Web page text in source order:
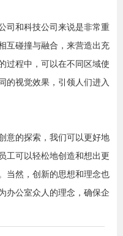
司和科技公司来说是非常重
互碰撞与融合，来营造出充
过程中，可以在不同区域使
的视觉效果，引领人们进入
意的探索，我们可以更好地
工可以轻松地创造和想出更
当然，创新的思想和理念也
办公室众人的理念，确保企